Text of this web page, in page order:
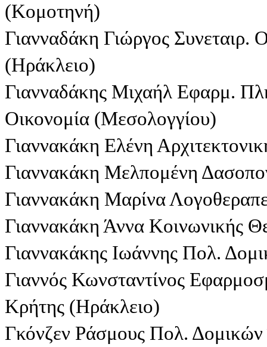
(Κομοτηνή)
Γιανναδάκη Γιώργος
(Ηράκλειο)
Γιανναδάκης Μιχαήλ Εφαρμ.
Οικονομία (Μεσολογγίου)
Γιαννακάκη Ελένη
Γιαννακάκη Μελπομένη
Γιαννακάκη Μαρίνα
Γιαννακάκη Άννα Κοινωνικής
Γιαννακάκης Ιωάννης Πολ.
Γιαννός Κωνσταντίνος
Κρήτης (Ηράκλειο)
Γκόνζεν Ράσμους Πολ.